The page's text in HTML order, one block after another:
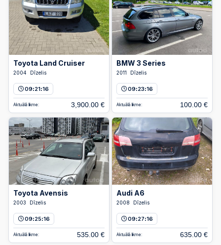
Toyota Land Cruiser
2004 Dīzelis
09:21:16
Aktuālā likme: 3,900.00 €
BMW 3 Series
2011 Dīzelis
09:23:16
Aktuālā likme: 100.00 €
Toyota Avensis
2003 Dīzelis
09:25:16
Aktuālā likme: 535.00 €
Audi A6
2008 Dīzelis
09:27:16
Aktuālā likme: 635.00 €